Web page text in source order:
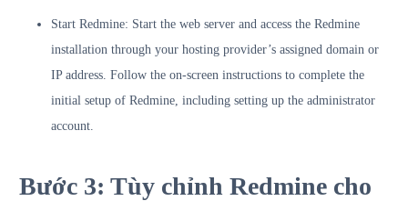
Start Redmine: Start the web server and access the Redmine
installation through your hosting provider’s assigned domain or
IP address. Follow the on-screen instructions to complete the
initial setup of Redmine, including setting up the administrator
account.
Bước 3: Tùy chỉnh Redmine cho